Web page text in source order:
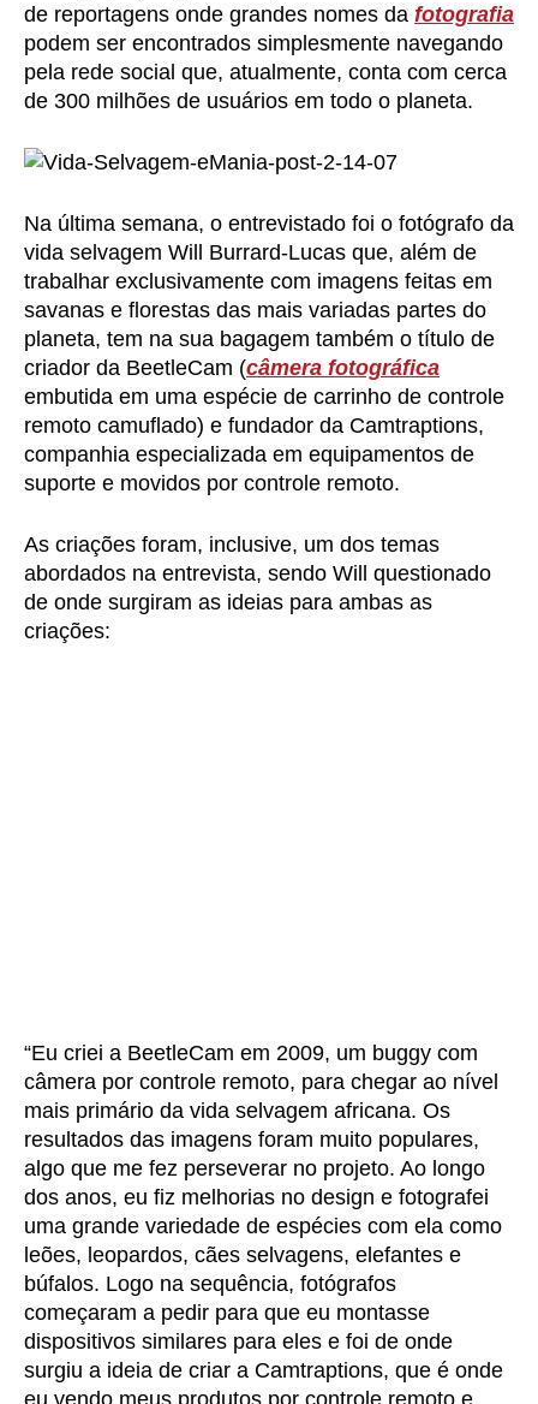
de reportagens onde grandes nomes da fotografia
podem ser encontrados simplesmente navegando
pela rede social que, atualmente, conta com cerca
de 300 milhões de usuários em todo o planeta.
Na última semana, o entrevistado foi o fotógrafo da
vida selvagem Will Burrard-Lucas que, além de
trabalhar exclusivamente com imagens feitas em
savanas e florestas das mais variadas partes do
planeta, tem na sua bagagem também o título de
criador da BeetleCam (câmera fotográfica
embutida em uma espécie de carrinho de controle
remoto camuflado) e fundador da Camtraptions,
companhia especializada em equipamentos de
suporte e movidos por controle remoto.
As criações foram, inclusive, um dos temas
abordados na entrevista, sendo Will questionado
de onde surgiram as ideias para ambas as
criações:
“Eu criei a BeetleCam em 2009, um buggy com
câmera por controle remoto, para chegar ao nível
mais primário da vida selvagem africana. Os
resultados das imagens foram muito populares,
algo que me fez perseverar no projeto. Ao longo
dos anos, eu fiz melhorias no design e fotografei
uma grande variedade de espécies com ela como
leões, leopardos, cães selvagens, elefantes e
búfalos. Logo na sequência, fotógrafos
começaram a pedir para que eu montasse
dispositivos similares para eles e foi de onde
surgiu a ideia de criar a Camtraptions, que é onde